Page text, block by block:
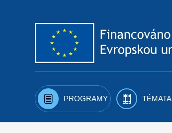
PROGRAMY TÉMATA